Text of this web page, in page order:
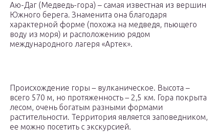
Аю-Даг (Медведь-гора) – самая известная из вершин
Южного берега. Знаменита она благодаря
характерной форме (похожа на медведя, пьющего
воду из моря) и расположению рядом
международного лагеря «Артек».
Происхождение горы – вулканическое. Высота –
всего 570 м, но протяженность – 2,5 км. Гора покрыта
лесом, очень богатым разными формами
растительности. Территория является заповедником,
ее можно посетить с экскурсией.